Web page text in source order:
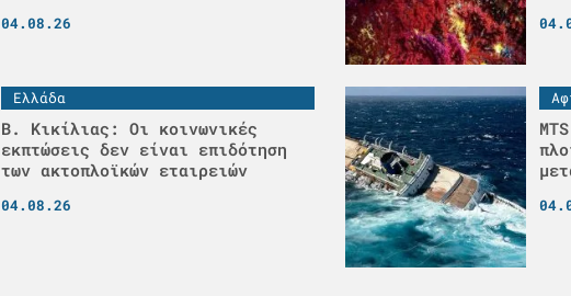
04.08.26
Ελλάδα
Β. Κικίλιας: Οι κοινωνικές
εκπτώσεις δεν είναι επιδότηση
των ακτοπλοϊκών εταιρειών
04.08.26